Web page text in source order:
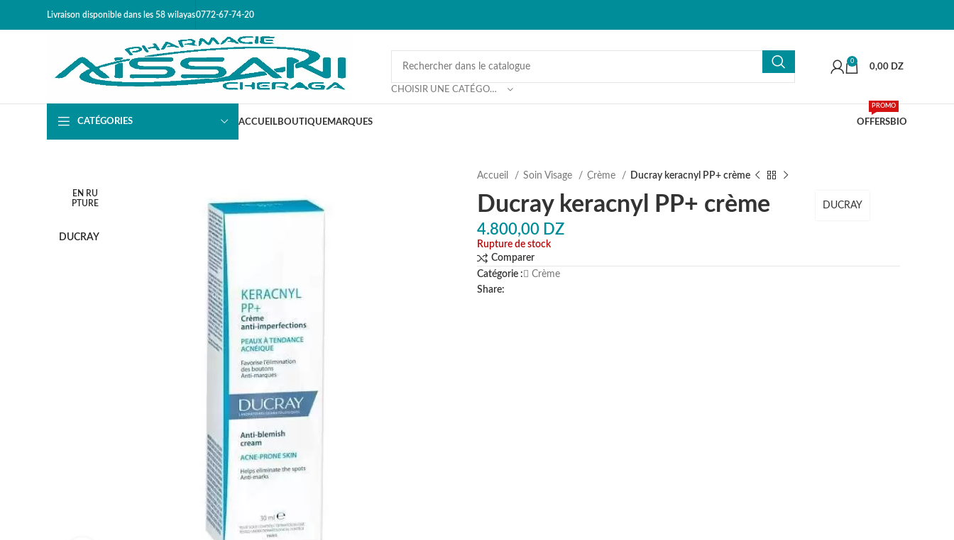
Livraison disponible dans les 58 wilayas​0772-67-74-20
CHOISIR UNE CATÉGORIE
0
0,00 DZ
CATÉGORIES ACCUEILBOUTIQUEMARQUES OFFERS
PROMO
BIO
EN RU
PTURE
DUCRAY
Accueil Soin Visage ِCrème Ducray keracnyl PP+ crème
Ducray keracnyl PP+ crème DUCRAY
4.800,00 DZ
Rupture de stock
Comparer
Catégorie :
ِCrème
Share: